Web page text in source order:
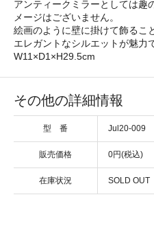
アンティークミラーとしては趣
メージはございません。
絵画のように壁に掛けて飾るこ
エレガントなシルエットが魅力
W11×D1×H29.5cm
その他の詳細情報
型 番 Jul20-009
販売価格 0円(税込)
在庫状況 SOLD OUT